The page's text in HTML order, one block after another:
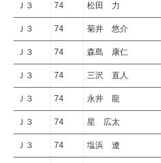
Ｊ３ 74 松田 力
Ｊ３ 74 菊井 悠介
Ｊ３ 74 森島 康仁
Ｊ３ 74 三沢 直人
Ｊ３ 74 永井 龍
Ｊ３ 74 星 広太
Ｊ３ 74 塩浜 遼